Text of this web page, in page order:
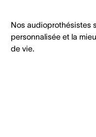
Nos audioprothésistes
personnalisée et la
de vie.